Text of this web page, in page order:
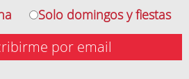
Solo domingos y fiestas
por email